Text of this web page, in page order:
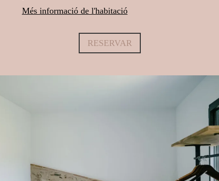
Més informació de l'habitació
RESERVAR